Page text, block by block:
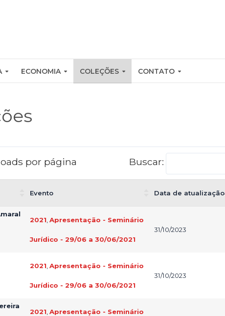
ECONOMIA COLEÇÕES CONTATO
por página Buscar:
Evento Data de atualização
2021 Apresentação - Seminário
Jurídico - 29/06 a 30/06/2021
31/10/2023
2021, Apresentação - Seminário
Jurídico - 29/06 a 30/06/2021
31/10/2023
2021 Apresentação - Seminário